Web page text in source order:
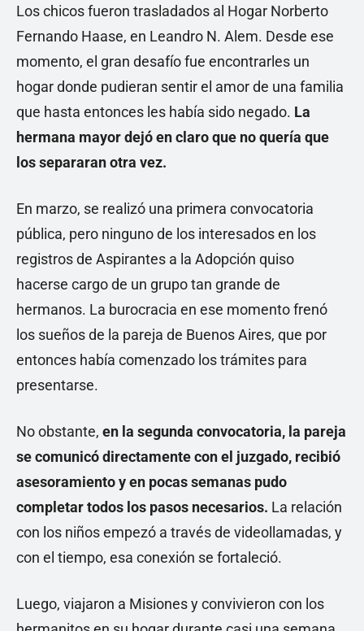
Los chicos fueron trasladados al Hogar Norberto
Fernando Haase, en Leandro N. Alem. Desde ese
momento, el gran desafío fue encontrarles un
hogar donde pudieran sentir el amor de una familia
que hasta entonces les había sido negado. La
hermana mayor dejó en claro que no quería que
los separaran otra vez.
En marzo, se realizó una primera convocatoria
pública, pero ninguno de los interesados en los
registros de Aspirantes a la Adopción quiso
hacerse cargo de un grupo tan grande de
hermanos. La burocracia en ese momento frenó
los sueños de la pareja de Buenos Aires, que por
entonces había comenzado los trámites para
presentarse.
No obstante, en la segunda convocatoria, la pareja
se comunicó directamente con el juzgado, recibió
asesoramiento y en pocas semanas pudo
completar todos los pasos necesarios. La relación
con los niños empezó a través de videollamadas, y
con el tiempo, esa conexión se fortaleció.
Luego, viajaron a Misiones y convivieron con los